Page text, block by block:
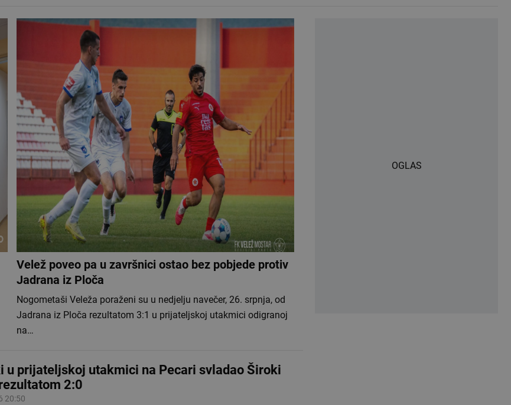
Velež poveo pa u završnici ostao bez pobjede protiv
Jadrana iz Ploča
Nogometaši Veleža poraženi su u nedjelju navečer, 26. srpnja, od
Jadrana iz Ploča rezultatom 3:1 u prijateljskoj utakmici odigranoj
na…
u prijateljskoj utakmici na Pecari svladao Široki
2:0
20:50
OGLAS